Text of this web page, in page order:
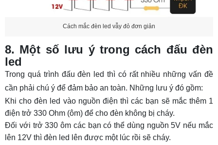
Cách mắc đèn led vẫy đỏ đơn giản
8. Một số lưu ý trong cách đấu đèn
led
Trong quá trình đấu đèn led thì có rất nhiều những vấn đề
cần phải chú ý để đảm bảo an toàn. Những lưu ý đó gồm:
Khi cho đèn led vào nguồn điện thì các bạn sẽ mắc thêm 1
điện trở 330 Ohm (ôm) để cho đèn không bị cháy.
Đối với trở 330 ôm các bạn có thể dùng nguồn 5V nếu mắc
lên 12V thì đèn led lên được một lúc rồi sẽ cháy.